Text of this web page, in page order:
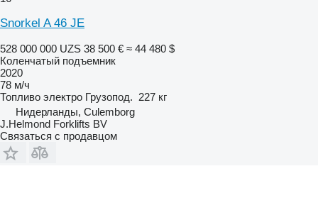
Snorkel A 46 JE
528 000 000 UZS 38 500 € ≈ 44 480 $
Коленчатый подъемник
2020
78 м/ч
Топливо электро Грузопод. 227 кг
Нидерланды, Culemborg
J.Helmond Forklifts BV
Связаться с продавцом